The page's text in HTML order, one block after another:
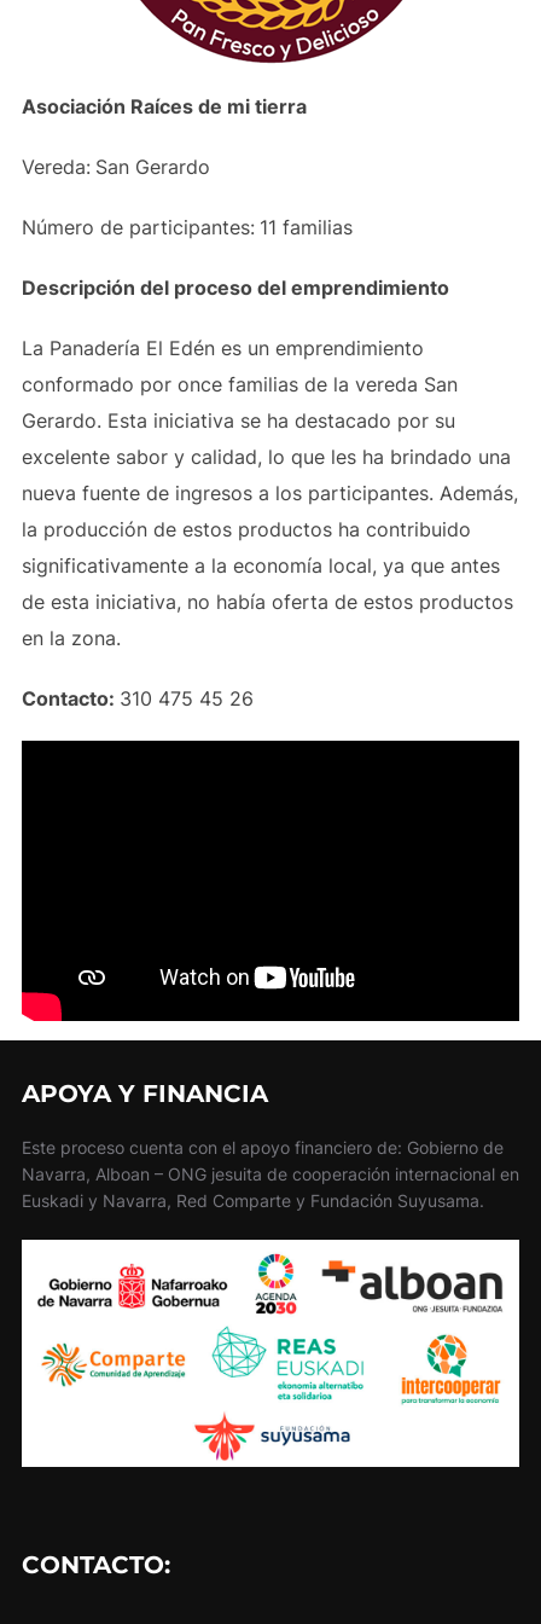
Asociación Raíces de mi tierra
Vereda: San Gerardo
Número de participantes: 11 familias
Descripción del proceso del emprendimiento
La Panadería El Edén es un emprendimiento
conformado por once familias de la vereda San
Gerardo. Esta iniciativa se ha destacado por su
excelente sabor y calidad, lo que les ha brindado una
nueva fuente de ingresos a los participantes. Además,
la producción de estos productos ha contribuido
significativamente a la economía local, ya que antes
de esta iniciativa, no había oferta de estos productos
en la zona.
Contacto: 310 475 45 26
APOYA Y FINANCIA
Este proceso cuenta con el apoyo financiero de: Gobierno de
Navarra, Alboan – ONG jesuita de cooperación internacional en
Euskadi y Navarra, Red Comparte y Fundación Suyusama.
CONTACTO: